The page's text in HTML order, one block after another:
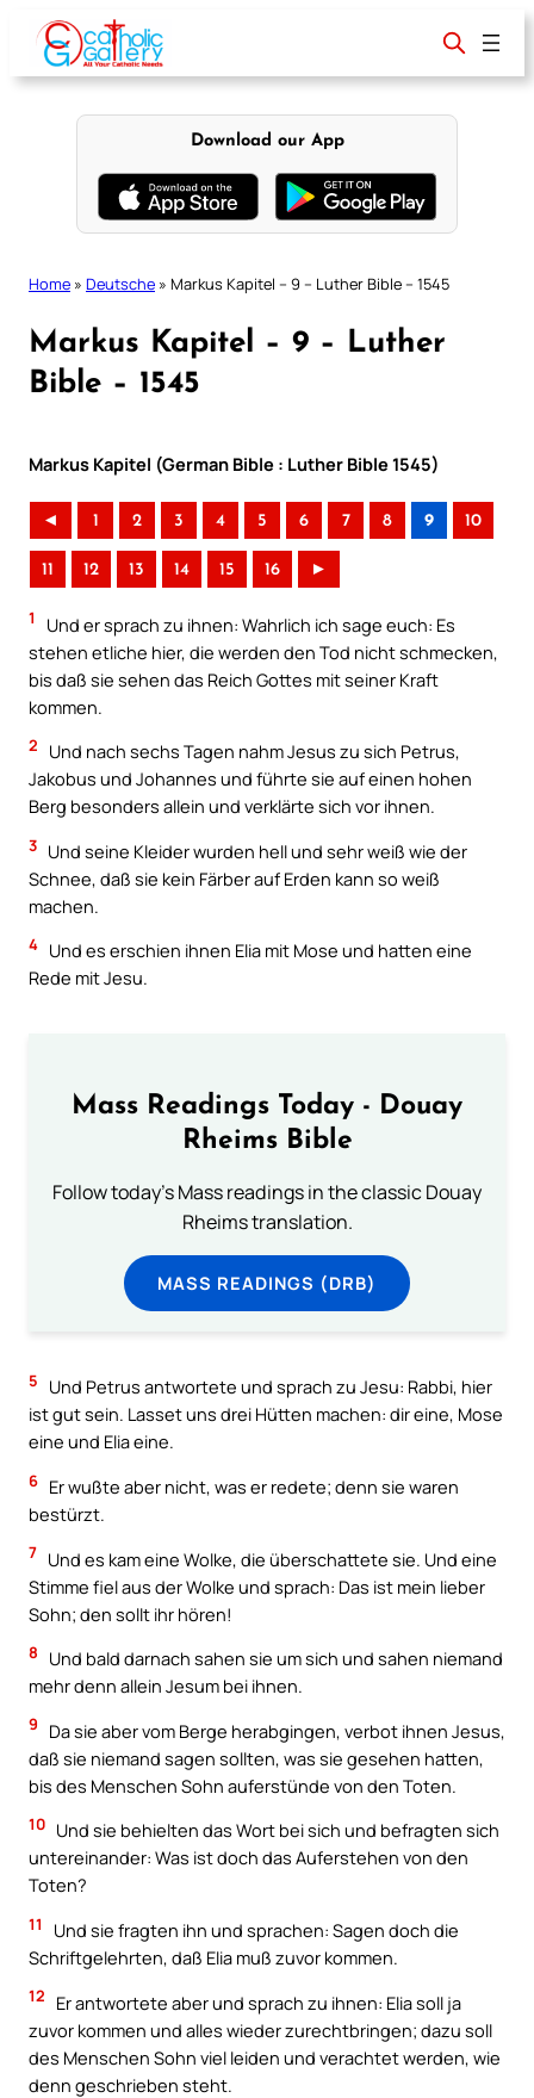
content
Download our App
Home » Deutsche » Markus Kapitel – 9 – Luther Bible – 1545
Markus Kapitel – 9 – Luther
Bible – 1545
Markus Kapitel (German Bible : Luther Bible 1545)
◄ 1 2 3 4 5 6 7 8 9 10
11 12 13 14 15 16 ►
1
Und er sprach zu ihnen: Wahrlich ich sage euch: Es
stehen etliche hier, die werden den Tod nicht schmecken,
bis daß sie sehen das Reich Gottes mit seiner Kraft
kommen.
2
Und nach sechs Tagen nahm Jesus zu sich Petrus,
Jakobus und Johannes und führte sie auf einen hohen
Berg besonders allein und verklärte sich vor ihnen.
3 Und seine Kleider wurden hell und sehr weiß wie der
Schnee, daß sie kein Färber auf Erden kann so weiß
machen.
4 Und es erschien ihnen Elia mit Mose und hatten eine
Rede mit Jesu.
Mass Readings Today - Douay
Rheims Bible
Follow today's Mass readings in the classic Douay
Rheims translation.
MASS READINGS (DRB)
5
Und Petrus antwortete und sprach zu Jesu: Rabbi, hier
ist gut sein. Lasset uns drei Hütten machen: dir eine, Mose
eine und Elia eine.
6 Er wußte aber nicht, was er redete; denn sie waren
bestürzt.
7 Und es kam eine Wolke, die überschattete sie. Und eine
Stimme fiel aus der Wolke und sprach: Das ist mein lieber
Sohn; den sollt ihr hören!
8
Und bald darnach sahen sie um sich und sahen niemand
mehr denn allein Jesum bei ihnen.
9
Da sie aber vom Berge herabgingen, verbot ihnen Jesus,
daß sie niemand sagen sollten, was sie gesehen hatten,
bis des Menschen Sohn auferstünde von den Toten.
10 Und sie behielten das Wort bei sich und befragten sich
untereinander: Was ist doch das Auferstehen von den
Toten?
11
Und sie fragten ihn und sprachen: Sagen doch die
Schriftgelehrten, daß Elia muß zuvor kommen.
12
Er antwortete aber und sprach zu ihnen: Elia soll ja
zuvor kommen und alles wieder zurechtbringen; dazu soll
des Menschen Sohn viel leiden und verachtet werden, wie
denn geschrieben steht.